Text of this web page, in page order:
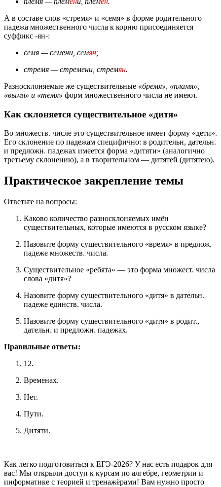
А в составе слов «стремя» и «семя» в форме родительного
падежа множественного числа к корню присоединяется
суффикс -ян-:
семя — семени, семян;
стремя — стремени, стремян.
Разносклоняемые же существительные «бремя», «пламя»,
«вымя» и «темя» форм множественного числа не имеют.
Как склоняется существительное «дитя»
Во множеств. числе это существительное имеет форму «дети».
Его склонение по падежам специфично: в родительн, дательн.
и предложн. падежах имеется форма «дитяти» (аналогично
третьему склонению), а в творительном — дитятей (дитятею).
Практическое закрепление темы
Ответьте на вопросы:
Каково количество разносклоняемых имён
существительных, которые имеются в русском языке?
Назовите форму существительного «время» в предлож.
падеже множеств. числа.
Существительное «ребята» — это форма множест. числа
слова «дитя»?
Назовите форму существительного «дитя» в дательн.
падеже единств. числа.
Назовите форму существительного «дитя» в родит.,
дательн. и предложн. падежах.
Правильные ответы:
12.
Временах.
Нет.
Пути.
Дитяти.
Как легко подготовиться к ЕГЭ-2026? У нас есть подарок для
вас! Мы открыли доступ к курсам по алгебре, геометрии и
информатике с теорией и тренажёрами! Вам нужно просто